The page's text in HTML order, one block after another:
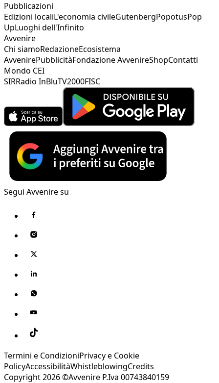
Pubblicazioni
Edizioni localiL'economia civileGutenbergPopotusPop
UpLuoghi dell'Infinito
Avvenire
Chi siamoRedazioneEcosistema
AvvenirePubblicitàFondazione AvvenireShopContatti
Mondo CEI
SIRRadio InBluTV2000FISC
Segui Avvenire su
Termini e CondizioniPrivacy e Cookie
PolicyAccessibilitàWhistleblowingCredits
Copyright 2026 ©Avvenire P.Iva 00743840159